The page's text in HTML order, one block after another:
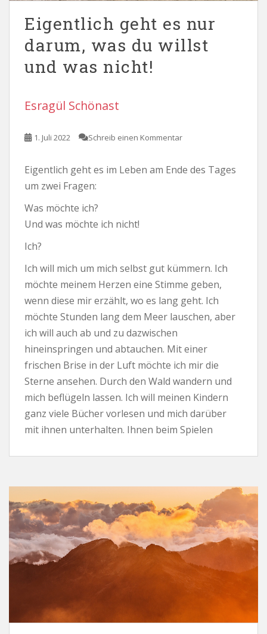
Eigentlich geht es nur
darum, was du willst
und was nicht!
Esragül Schönast
1. Juli 2022 Schreib einen Kommentar
Eigentlich geht es im Leben am Ende des Tages
um zwei Fragen:
Was möchte ich?
Und was möchte ich nicht!
Ich?
Ich will mich um mich selbst gut kümmern. Ich
möchte meinem Herzen eine Stimme geben,
wenn diese mir erzählt, wo es lang geht. Ich
möchte Stunden lang dem Meer lauschen, aber
ich will auch ab und zu dazwischen
hineinspringen und abtauchen. Mit einer
frischen Brise in der Luft möchte ich mir die
Sterne ansehen. Durch den Wald wandern und
mich beflügeln lassen. Ich will meinen Kindern
ganz viele Bücher vorlesen und mich darüber
mit ihnen unterhalten. Ihnen beim Spielen